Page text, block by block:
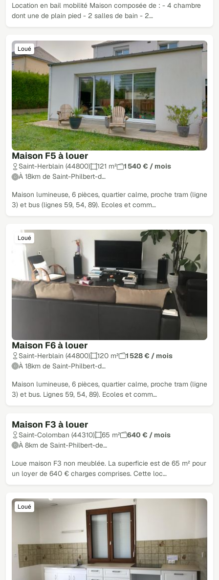
Location en bail mobilité Maison composée de : - 4 chambre
dont une de plain pied - 2 salles de bain - 2…
Maison F5 à louer
Loué
Saint-Herblain (44800) 121 m²
1 540 € / mois
À 18km de Saint-Philbert-d…
Maison lumineuse, 6 pièces, quartier calme, proche tram (ligne
3) et bus (lignes 59, 54, 89). Ecoles et comm…
Maison F6 à louer
Loué
Saint-Herblain (44800) 120 m²
1 528 € / mois
À 18km de Saint-Philbert-d…
Maison lumineuse, 6 pièces, quartier calme, proche tram (ligne
3) et bus. Lignes 59, 54, 89). Ecoles et comm…
Maison F3 à louer
Loué
Saint-Colomban (44310) 65 m²
640 € / mois
À 8km de Saint-Philbert-de…
Loue maison F3 non meublée. La superficie est de 65 m² pour
un loyer de 640 € charges comprises. Cette loc…
Loué